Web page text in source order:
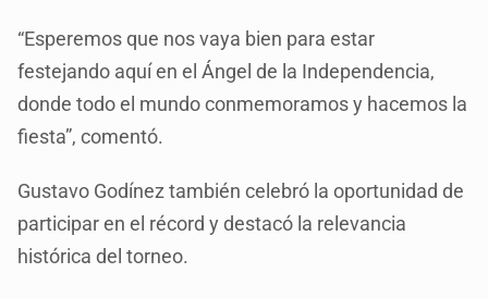
“Esperemos que nos vaya bien para estar
festejando aquí en el Ángel de la Independencia,
donde todo el mundo conmemoramos y hacemos la
fiesta”, comentó.
Gustavo Godínez también celebró la oportunidad de
participar en el récord y destacó la relevancia
histórica del torneo.